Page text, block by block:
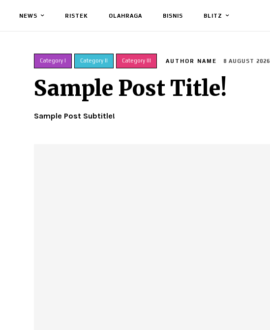
NEWS RISTEK OLAHRAGA BISNIS BLITZ
Category I Category II Category III AUTHOR NAME 8 AUGUST 2026
Sample Post Title!
Sample Post Subtitle!